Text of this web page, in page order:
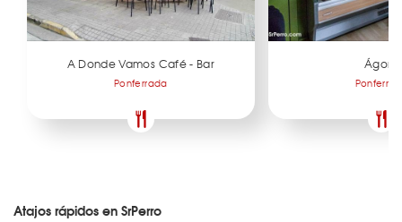
A Donde Vamos Café - Bar
Ponferrada
Ágora
Atajos rápidos en SrPerro